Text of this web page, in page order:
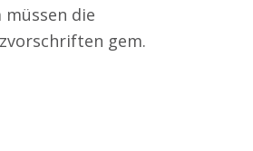
die
gem.